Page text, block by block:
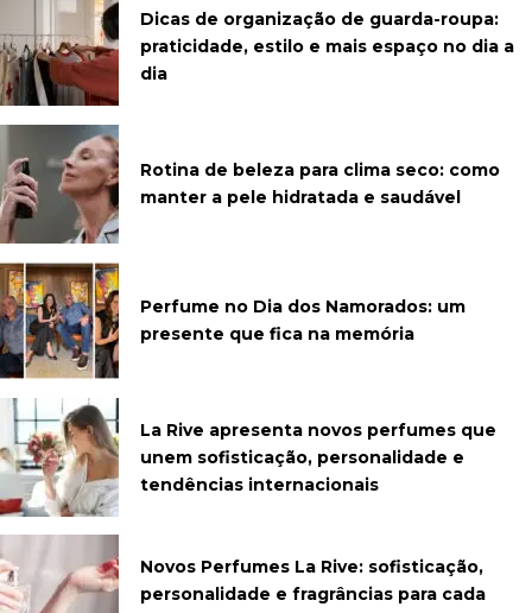
Dicas de organização de guarda-roupa:
praticidade, estilo e mais espaço no dia a
dia
Rotina de beleza para clima seco: como
manter a pele hidratada e saudável
Perfume no Dia dos Namorados: um
presente que fica na memória
La Rive apresenta novos perfumes que
unem sofisticação, personalidade e
tendências internacionais
Novos Perfumes La Rive: sofisticação,
personalidade e fragrâncias para cada